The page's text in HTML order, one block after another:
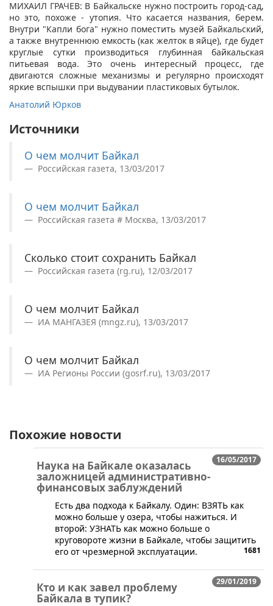
МИХАИЛ ГРАЧЕВ: В Байкальске нужно построить город-сад,
но это, похоже - утопия. Что касается названия, берем.
Внутри "Капли бога" нужно поместить музей Байкальский,
а также внутреннюю емкость (как желток в яйце), где будет
круглые сутки производиться глубинная байкальская
питьевая вода. Это очень интересный процесс, где
двигаются сложные механизмы и регулярно происходят
яркие вспышки при выдувании пластиковых бутылок.
Анатолий Юрков
Источники
О чем молчит Байкал
Российская газета, 13/03/2017
О чем молчит Байкал
Российская газета # Москва, 13/03/2017
Сколько стоит сохранить Байкал
Российская газета (rg.ru), 12/03/2017
О чем молчит Байкал
ИА МАНГАЗЕЯ (mngz.ru), 13/03/2017
О чем молчит Байкал
ИА Регионы России (gosrf.ru), 13/03/2017
Похожие новости
16/05/2017
Наука на Байкале оказалась
заложницей административно-
финансовых заблуждений
Есть два подхода к Байкалу. Один: ВЗЯТЬ как
можно больше у озера, чтобы нажиться. И
второй: УЗНАТЬ как можно больше о
круговороте жизни в Байкале, чтобы защитить
его от чрезмерной эксплуатации.
1681
29/01/2019
Кто и как завел проблему
Байкала в тупик?